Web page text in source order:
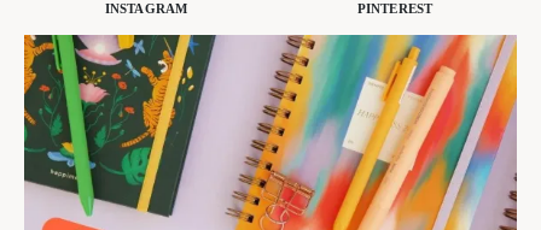
INSTAGRAM PINTEREST